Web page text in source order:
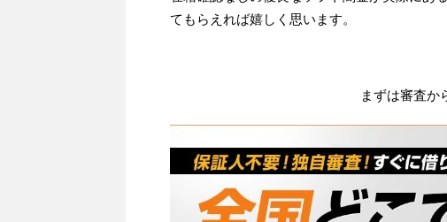
てもらえれば嬉しく思います。
まずは審査か